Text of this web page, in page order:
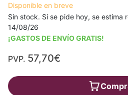
Disponible en breve
Sin stock. Si se pide hoy, se estima
14/08/26
¡GASTOS DE ENVÍO GRATIS!
PVP. 57,70€